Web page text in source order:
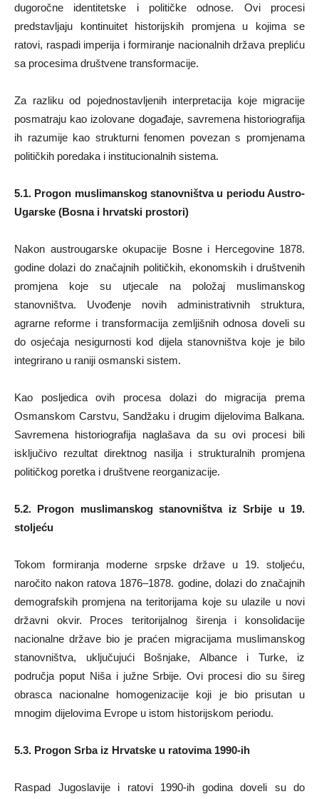
dugoročne identitetske i političke odnose. Ovi procesi
predstavljaju kontinuitet historijskih promjena u kojima se
ratovi, raspadi imperija i formiranje nacionalnih država prepliću
sa procesima društvene transformacije.
Za razliku od pojednostavljenih interpretacija koje migracije
posmatraju kao izolovane događaje, savremena historiografija
ih razumije kao strukturni fenomen povezan s promjenama
političkih poredaka i institucionalnih sistema.
5.1. Progon muslimanskog stanovništva u periodu Austro-
Ugarske (Bosna i hrvatski prostori)
Nakon austrougarske okupacije Bosne i Hercegovine 1878.
godine dolazi do značajnih političkih, ekonomskih i društvenih
promjena koje su utjecale na položaj muslimanskog
stanovništva. Uvođenje novih administrativnih struktura,
agrarne reforme i transformacija zemljišnih odnosa doveli su
do osjećaja nesigurnosti kod dijela stanovništva koje je bilo
integrirano u raniji osmanski sistem.
Kao posljedica ovih procesa dolazi do migracija prema
Osmanskom Carstvu, Sandžaku i drugim dijelovima Balkana.
Savremena historiografija naglašava da su ovi procesi bili
isključivo rezultat direktnog nasilja i strukturalnih promjena
političkog poretka i društvene reorganizacije.
5.2. Progon muslimanskog stanovništva iz Srbije u 19.
stoljeću
Tokom formiranja moderne srpske države u 19. stoljeću,
naročito nakon ratova 1876–1878. godine, dolazi do značajnih
demografskih promjena na teritorijama koje su ulazile u novi
državni okvir. Proces teritorijalnog širenja i konsolidacije
nacionalne države bio je praćen migracijama muslimanskog
stanovništva, uključujući Bošnjake, Albance i Turke, iz
područja poput Niša i južne Srbije. Ovi procesi dio su šireg
obrasca nacionalne homogenizacije koji je bio prisutan u
mnogim dijelovima Evrope u istom historijskom periodu.
5.3. Progon Srba iz Hrvatske u ratovima 1990-ih
Raspad Jugoslavije i ratovi 1990-ih godina doveli su do